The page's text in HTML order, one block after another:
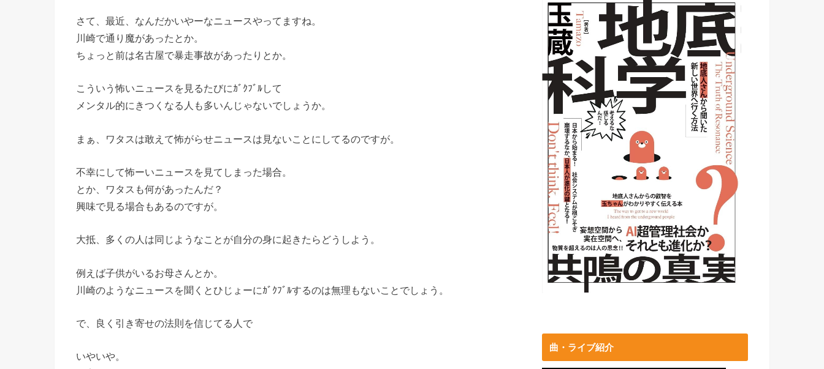
さて、最近、なんだかいやーなニュースやってますね。
川崎で通り魔があったとか。
ちょっと前は名古屋で暴走事故があったりとか。
こういう怖いニュースを見るたびにｶﾞｸﾌﾞﾙして
メンタル的にきつくなる人も多いんじゃないでしょうか。
まぁ、ワタスは敢えて怖がらせニュースは見ないことにしてるのですが。
不幸にして怖ーいニュースを見てしまった場合。
とか、ワタスも何があったんだ？
興味で見る場合もあるのですが。
大抵、多くの人は同じようなことが自分の身に起きたらどうしよう。
例えば子供がいるお母さんとか。
川崎のようなニュースを聞くとひじょーにｶﾞｸﾌﾞﾙするのは無理もないことでしょう。
で、良く引き寄せの法則を信じてる人で
いやいや。
曲・ライブ紹介